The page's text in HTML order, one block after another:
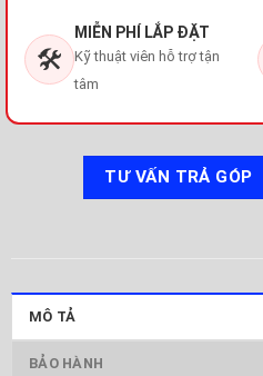
🛠️
MIỄN PHÍ LẮP ĐẶT
Kỹ thuật viên hỗ trợ tận
tâm
TƯ VẤN TRẢ GÓP
MÔ TẢ
BẢO HÀNH